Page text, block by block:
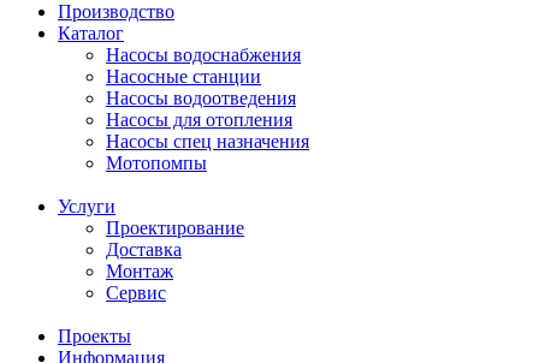
Производство
Каталог
Насосы водоснабжения
Насосные станции
Насосы водоотведения
Насосы для отопления
Насосы спец назначения
Мотопомпы
Услуги
Проектирование
Доставка
Монтаж
Сервис
Проекты
Информация